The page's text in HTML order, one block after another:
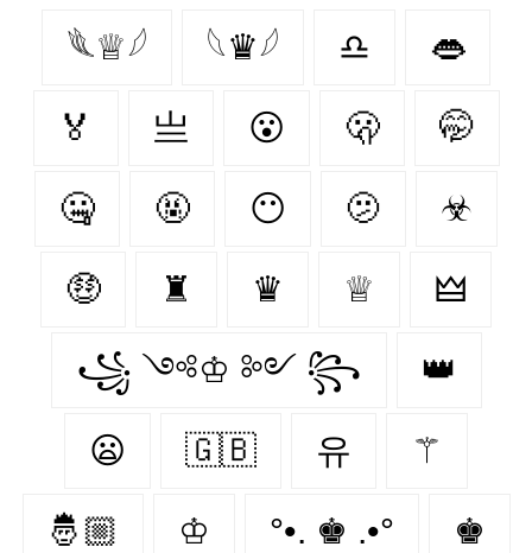
𓆰♕𓆪 𓆩♛𓆪 ♎ 👄
🏅 亗 😮 🫢 🤭
🤐 🤬 😶 🫤 ☣
🤑 ♜ ♛ ♕ 🜲
꧁ ༺♔ ༻ ꧂ 👑
😦 🇬🇧 유 ⚚
🤴🏼 ♔ °•. ♚ .•° ♚